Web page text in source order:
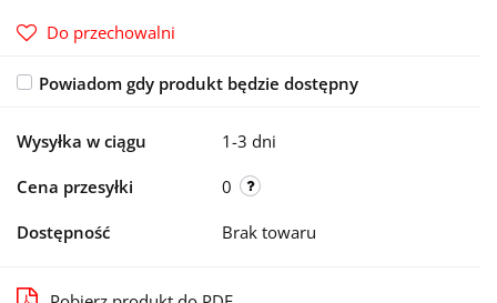
Do przechowalni
Powiadom gdy produkt będzie dostępny
Wysyłka w ciągu 1-3 dni
Cena przesyłki 0
Dostępność Brak towaru